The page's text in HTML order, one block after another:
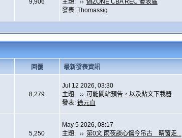
9,906
主題:
偽ZONE CBA REC 發表區
發表: Thomassig
回覆 最新發表資訊
8,279
Jul 12 2026, 03:30
主題:
可能關站預告，以及貼文下載器
發表: 徐元直
5,250
May 5 2026, 08:17
主題:
第0文 雨夜談心傷今吊古 晴窗走...